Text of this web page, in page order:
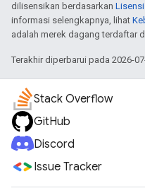
dilisensikan berdasarkan
informasi selengkapnya, lihat
adalah merek dagang terdaftar
Terakhir diperbarui pada 2026-
Stack Overflow
GitHub
Discord
Issue Tracker